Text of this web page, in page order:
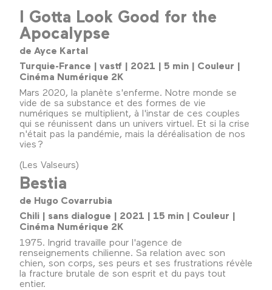
I Gotta Look Good for the
Apocalypse
de Ayce Kartal
Turquie-France | vastf | 2021 | 5 min | Couleur |
Cinéma Numérique 2K
Mars 2020, la planète s'enferme. Notre monde se
vide de sa substance et des formes de vie
numériques se multiplient, à l'instar de ces couples
qui se réunissent dans un univers virtuel. Et si la crise
n'était pas la pandémie, mais la déréalisation de nos
vies ?
(Les Valseurs)
Bestia
de Hugo Covarrubia
Chili | sans dialogue | 2021 | 15 min | Couleur |
Cinéma Numérique 2K
1975. Ingrid travaille pour l'agence de
renseignements chilienne. Sa relation avec son
chien, son corps, ses peurs et ses frustrations révèle
la fracture brutale de son esprit et du pays tout
entier.